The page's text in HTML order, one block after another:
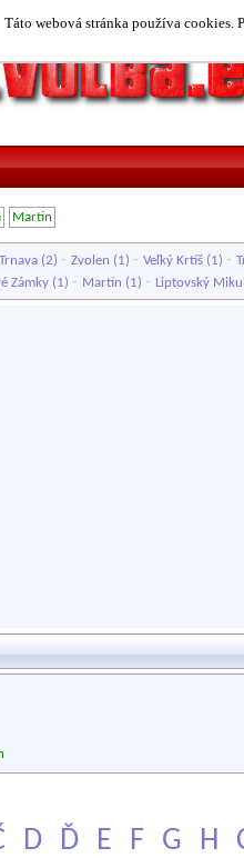
Táto webová stránka používa cookies.
Martin
Trnava (2) - Zvolen (1) - Veľký Krtíš (1) -
Zámky (1) - Martin (1) - Liptovský
D Ď E F G H